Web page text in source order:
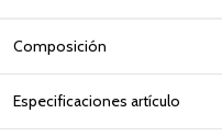
Composición
Especificaciones artículo